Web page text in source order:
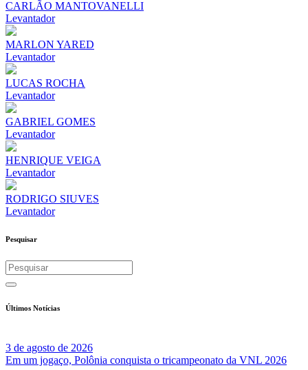
CARLÃO MANTOVANELLI
Levantador
MARLON YARED
Levantador
LUCAS ROCHA
Levantador
GABRIEL GOMES
Levantador
HENRIQUE VEIGA
Levantador
RODRIGO SIUVES
Levantador
Pesquisar
Últimos Notícias
3 de agosto de 2026
Em um jogaço, Polônia conquista o tricampeonato da VNL 2026